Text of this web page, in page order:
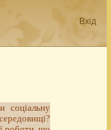
Вхід
соціальну